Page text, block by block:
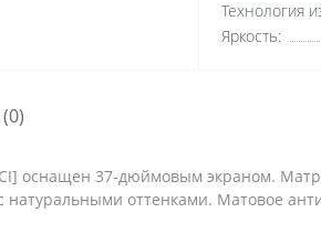
Технология
Яркость:
оснащен 37-дюймовым экраном.
натуральными оттенками. Матовое